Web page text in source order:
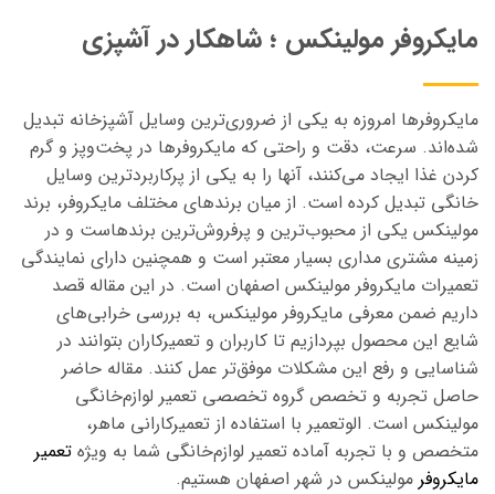
مایکروفر مولینکس ؛ شاهکار در آشپزی
مایکروفرها امروزه به یکی از ضروری‌ترین وسایل آشپزخانه تبدیل
شده‌اند. سرعت، دقت و راحتی که مایکروفرها در پخت‌وپز و گرم
کردن غذا ایجاد می‌کنند، آنها را به یکی از پرکاربردترین وسایل
خانگی تبدیل کرده است. از میان برندهای مختلف مایکروفر، برند
مولینکس یکی از محبوب‌ترین و پرفروش‌ترین برندهاست و در
زمینه مشتری مداری بسیار معتبر است و همچنین دارای نمایندگی
تعمیرات مایکروفر مولینکس اصفهان است. در این مقاله قصد
داریم ضمن معرفی مایکروفر مولینکس، به بررسی خرابی‌های
شایع این محصول بپردازیم تا کاربران و تعمیرکاران بتوانند در
شناسایی و رفع این مشکلات موفق‌تر عمل کنند. مقاله حاضر
حاصل تجربه و تخصص گروه تخصصی تعمیر لوازم‌خانگی
مولینکس است. الوتعمیر با استفاده از تعمیرکارانی ماهر،
متخصص و با تجربه آماده تعمیر لوازم‌خانگی شما به ویژه تعمیر
مایکروفر مولینکس در شهر اصفهان هستیم.